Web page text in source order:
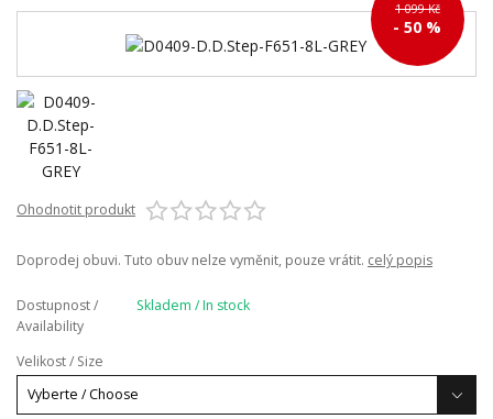
1 099 Kč
- 50 %
Ohodnotit produkt
Doprodej obuvi. Tuto obuv nelze vyměnit, pouze vrátit. celý popis
Dostupnost /
Availability
Skladem / In stock
Velikost / Size